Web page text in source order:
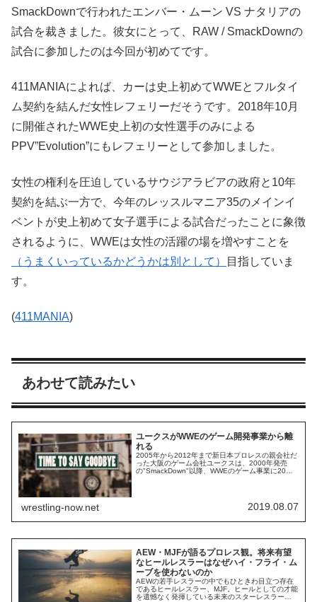
SmackDownで行われたエンバー・ムーン VS ナタリアの
試合を裁きました。彼女にとって、RAW / SmackDownの
試合に参加したのは今回が初めてです。
411MANIAによれば、カーは史上初めてWWEとフルタイ
ム契約を結んだ女性レフェリーだそうです。2018年10月
に開催されたWWE史上初の女性選手のみによる
PPV”Evolution”にもレフェリーとして参加しました。
女性の権利を圧迫しているサウジアラビアの政府と10年
契約を結ぶ一方で、今年のレッスルマニア35のメインイ
ベントが史上初めて女子選手による試合だったことに象徴
されるように、WWEは女性の活躍の場を増やすことを
（うまくいっているかどうかは別として）
目指していま
す。
(411MANIA)
あわせて読みたい
ユークスがWWEのゲーム開発事業から離
れる
2005年から2012年まで新日本プロレスの親会社だ
った大阪のゲーム会社ユークスは、2000年発売
の"SmackDown"以降、WWEのゲーム事業に20年
wrestling-now.net 2019.08.07
AEW・MJFが語るプロレス観。将来有望
なヒールレスラーはなぜハイ・フライ・ム
ーブを使わないのか
AEWの若手レスラーの中でもひときわ目立つ存在
であるヒールレスラー、MJF。ヒールとしての才能
を遺憾なく発揮している未来のスターレスラー